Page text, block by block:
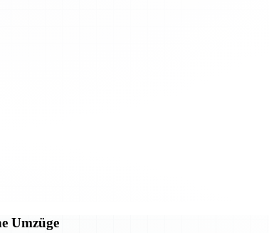
Umzüge